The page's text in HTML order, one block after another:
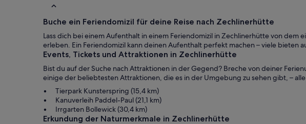
Buche ein Feriendomizil für deine Reise nach Zechlinerhütte
Lass dich bei einem Aufenthalt in einem Feriendomizil in Zechlinerhütte von
erleben. Ein Feriendomizil kann deinen Aufenthalt perfekt machen – viele bieten
Events, Tickets und Attraktionen in Zechlinerhütte
Bist du auf der Suche nach Attraktionen in der Gegend? Breche von deiner
einige der beliebtesten Attraktionen, die es in der Umgebung zu sehen gibt, –
Tierpark Kunsterspring (15,4 km)
Kanuverleih Paddel-Paul (21,1 km)
Irrgarten Bollewick (30,4 km)
Erkundung der Naturmerkmale in Zechlinerhütte